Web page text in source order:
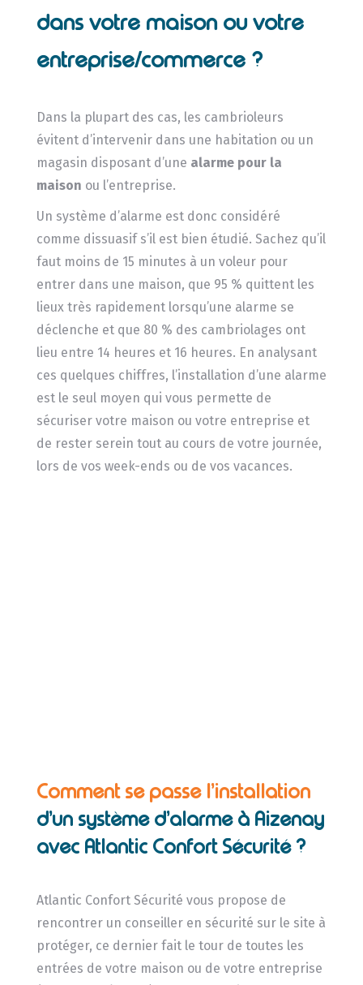
dans votre maison ou votre
entreprise/commerce ?
Dans la plupart des cas, les cambrioleurs
évitent d’intervenir dans une habitation ou un
magasin disposant d’une alarme pour la
maison ou l’entreprise.
Un système d’alarme est donc considéré
comme dissuasif s’il est bien étudié. Sachez qu’il
faut moins de 15 minutes à un voleur pour
entrer dans une maison, que 95 % quittent les
lieux très rapidement lorsqu’une alarme se
déclenche et que 80 % des cambriolages ont
lieu entre 14 heures et 16 heures. En analysant
ces quelques chiffres, l’installation d’une alarme
est le seul moyen qui vous permette de
sécuriser votre maison ou votre entreprise et
de rester serein tout au cours de votre journée,
lors de vos week-ends ou de vos vacances.
Comment se passe l’installation
d’un système d’alarme à Aizenay
avec Atlantic Confort Sécurité ?
Atlantic Confort Sécurité vous propose de
rencontrer un conseiller en sécurité sur le site à
protéger, ce dernier fait le tour de toutes les
entrées de votre maison ou de votre entreprise